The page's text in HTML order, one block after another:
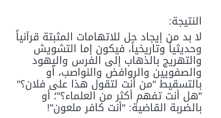
النتيجة:
لا بد من إيجاد حل للاتهامات المثبتة قرآنياً
وحديثياً وتاريخياً، فيكون إما التشويش
والتهريج بالذهاب إلى الفرس واليهود
والصفويين والروافض والنواصب، أو
بالتسقيط "من أنت لتقول هذا على فلان؟"
"هل أنت تفهم أكثر من العلماء؟"؛ أو
بالضربة القاضية: "أنت كافر ملعون"!